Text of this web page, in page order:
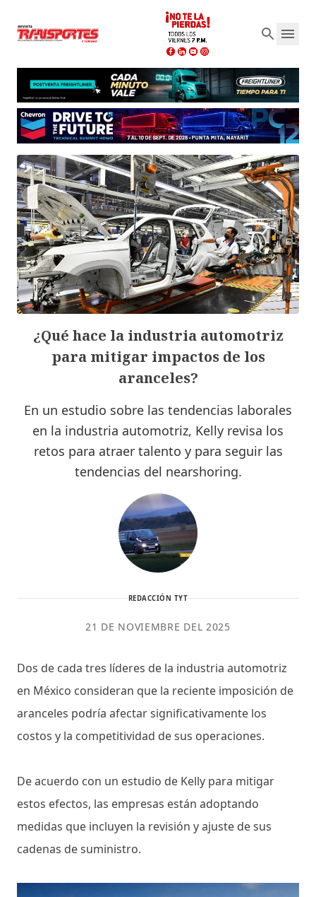
¿Qué hace la industria automotriz
para mitigar impactos de los
aranceles?
En un estudio sobre las tendencias laborales
en la industria automotriz, Kelly revisa los
retos para atraer talento y para seguir las
tendencias del nearshoring.
REDACCIÓN TYT
21 DE NOVIEMBRE DEL 2025
Dos de cada tres líderes de la industria automotriz
en México consideran que la reciente imposición de
aranceles podría afectar significativamente los
costos y la competitividad de sus operaciones.
De acuerdo con un estudio de Kelly para mitigar
estos efectos, las empresas están adoptando
medidas que incluyen la revisión y ajuste de sus
cadenas de suministro.